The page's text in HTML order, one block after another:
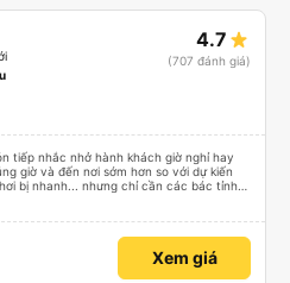
4.7
(707 đánh giá)
tiếp nhắc nhở hành khách giờ nghỉ hay
giờ và đến nơi sớm hơn so với dự kiến
bị nhanh... nhưng chỉ cần các bác tỉnh
nghi rất sạch sẽ và
Xem giá